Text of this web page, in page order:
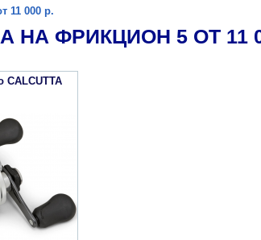
11 000 р.
НА ФРИКЦИОН 5 ОТ 11
CALCUTTA